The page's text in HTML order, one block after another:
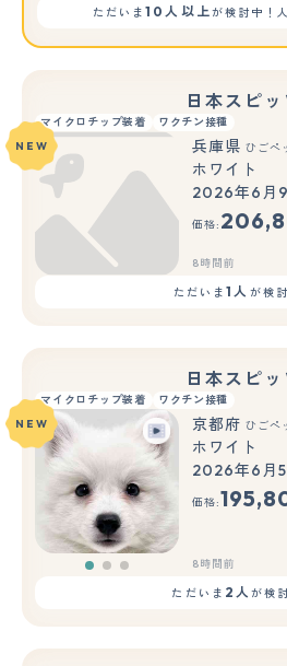
ただいま10人以上が検討中！
日本スピッ
マイクロチップ装着
ワクチン接種
NEW
兵庫県
ホワイト
2026年6月
価格:
8時間前
ただいま1人 が検
日本スピッ
マイクロチップ装着 ワクチン接種
NEW 京都府
ホワイト
2026年6月5
価格:
8時間前
ただいま 2人が検